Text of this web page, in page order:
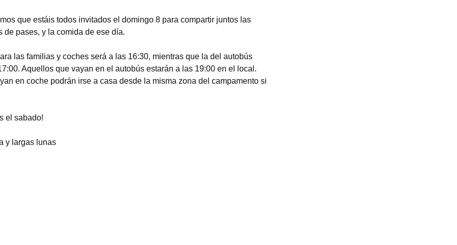
que estáis todos invitados el domingo 8 para compartir juntos las
de pases, y la comida de ese día.
las familias y coches será a las 16:30, mientras que la del autobús
Aquellos que vayan en el autobús estarán a las 19:00 en el local.
en coche podrán irse a casa desde la misma zona del campamento si
el sabado!
y largas lunas